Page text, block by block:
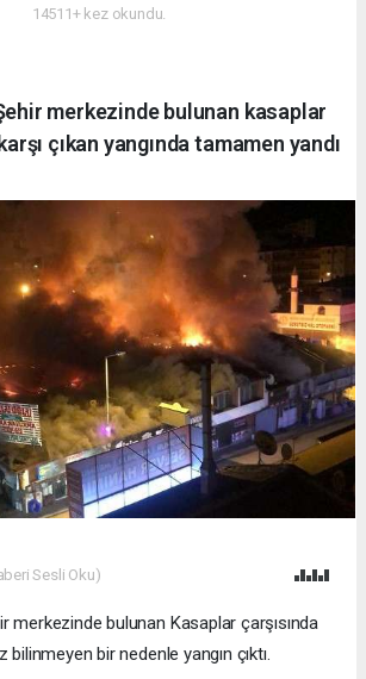
14511+ kez okundu.
merkezinde bulunan kasaplar
çıkan yangında tamamen yandı
Sesli Oku)
merkezinde bulunan Kasaplar çarşısında
bilinmeyen bir nedenle yangın çıktı.